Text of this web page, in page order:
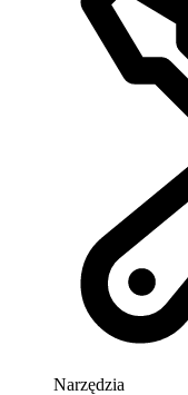
Narzędzia